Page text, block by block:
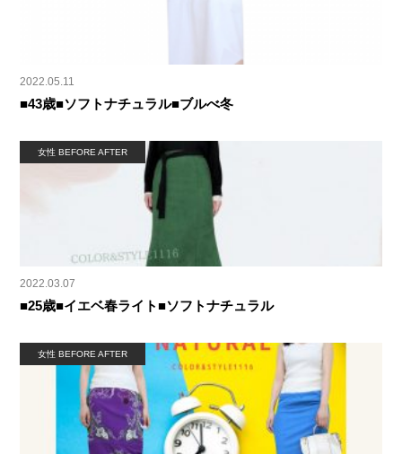
2022.05.11
■43歳■ソフトナチュラル■ブルべ冬
女性 BEFORE AFTER
2022.03.07
■25歳■イエベ春ライト■ソフトナチュラル
女性 BEFORE AFTER